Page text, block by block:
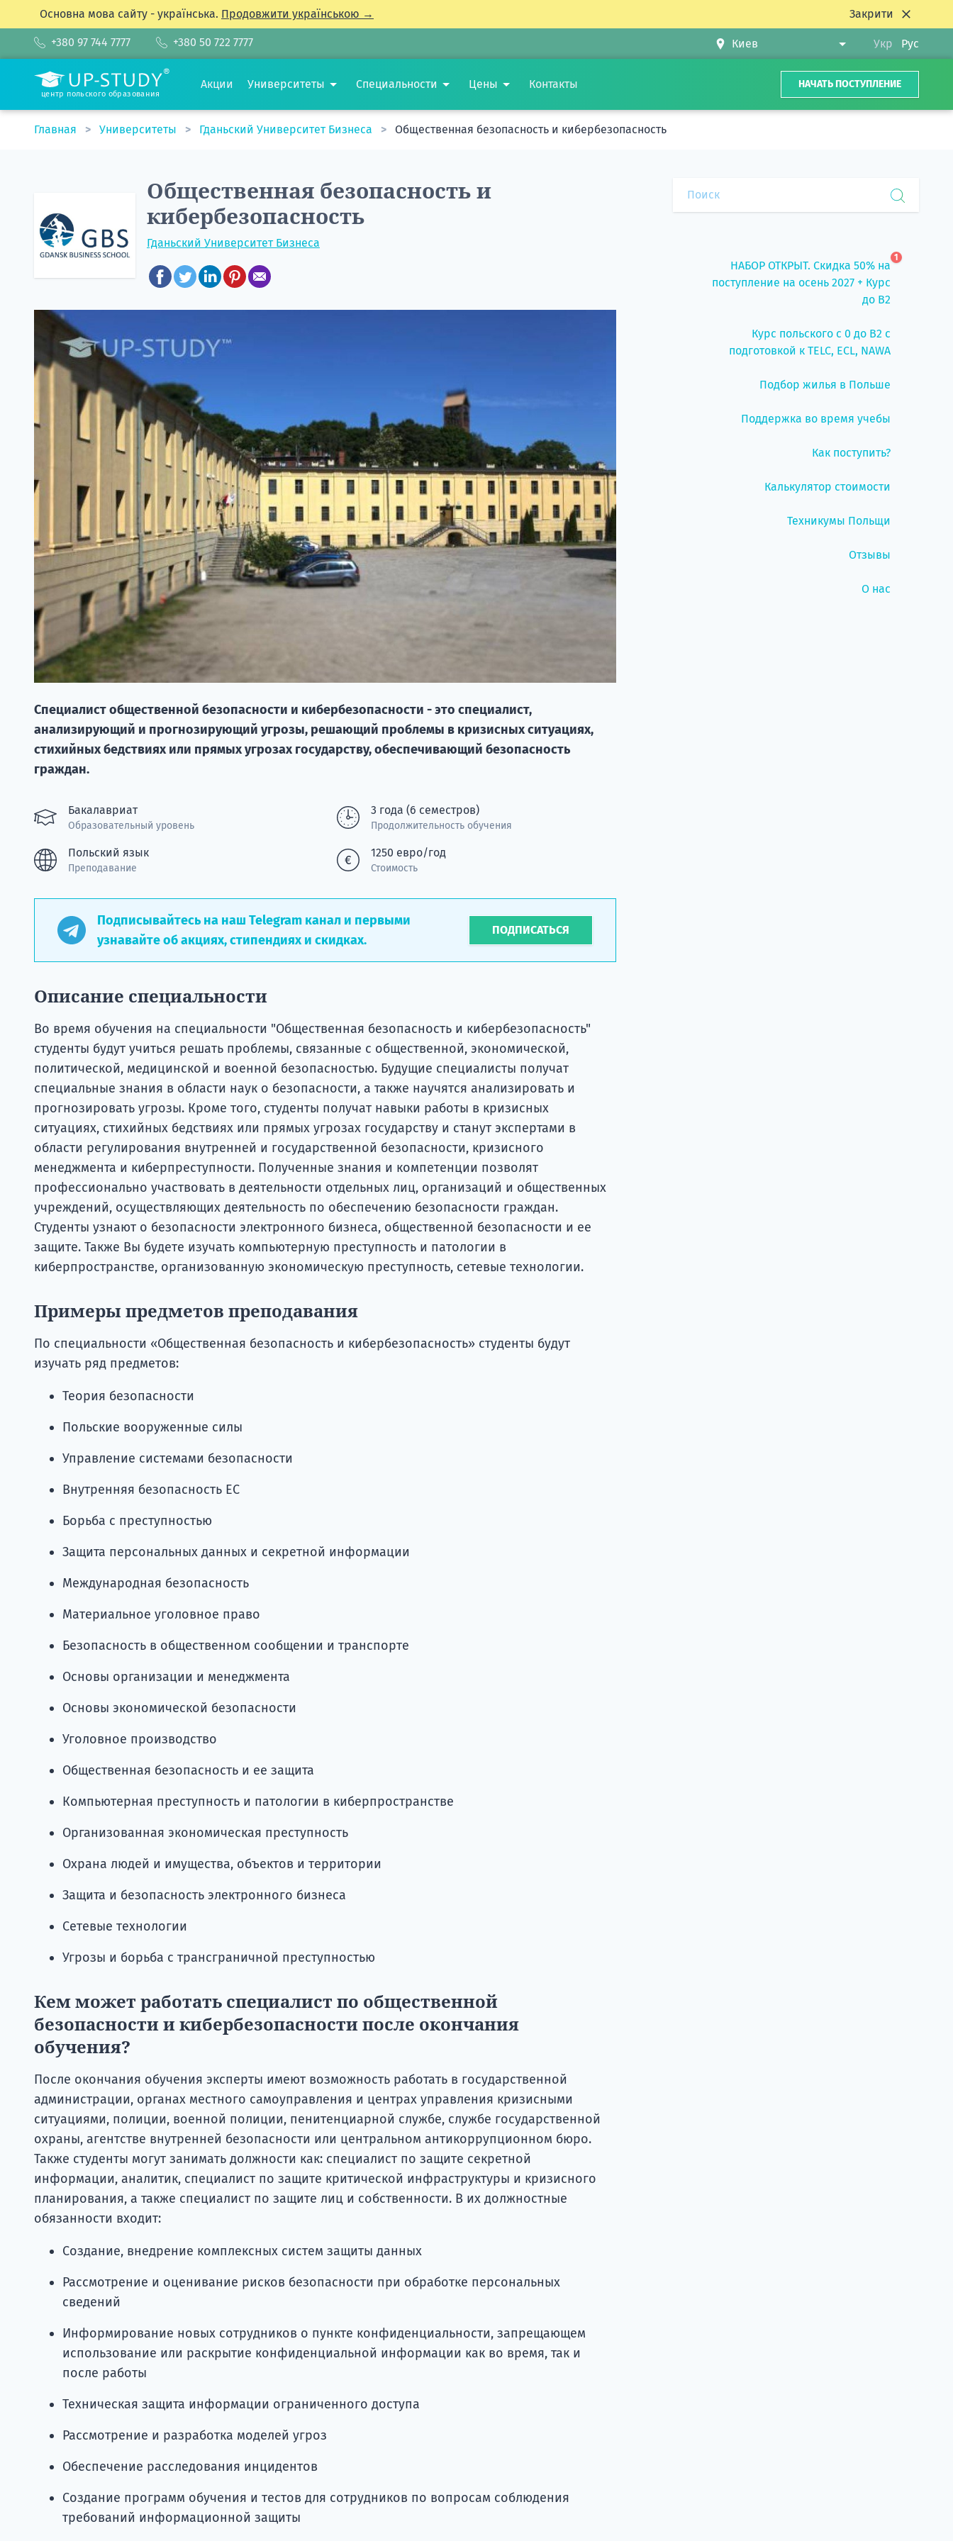
Основна мова сайту - українська. Продовжити українською → Закрити
+380 97 744 7777 +380 50 722 7777 Укр Рус
центр польского образования
Акции Университеты Специальности Цены Контакты НАЧАТЬ ПОСТУПЛЕНИЕ
Главная Университеты Гданьский Университет Бизнеса Общественная безопасность и кибербезопасность
Общественная безопасность и
кибербезопасность
Гданьский Университет Бизнеса
Специалист общественной безопасности и кибербезопасности - это специалист,
анализирующий и прогнозирующий угрозы, решающий проблемы в кризисных ситуациях,
стихийных бедствиях или прямых угрозах государству, обеспечивающий безопасность
граждан.
Бакалавриат
Образовательный уровень
3 года (6 семестров)
Продолжительность обучения
Польский язык
Преподавание
1250 евро/год
Стоимость
Подписывайтесь на наш Telegram канал и первыми
узнавайте об акциях, стипендиях и скидках.
ПОДПИСАТЬСЯ
Описание специальности
Во время обучения на специальности "Общественная безопасность и кибербезопасность"
студенты будут учиться решать проблемы, связанные с общественной, экономической,
политической, медицинской и военной безопасностью. Будущие специалисты получат
специальные знания в области наук о безопасности, а также научятся анализировать и
прогнозировать угрозы. Кроме того, студенты получат навыки работы в кризисных
ситуациях, стихийных бедствиях или прямых угрозах государству и станут экспертами в
области регулирования внутренней и государственной безопасности, кризисного
менеджмента и киберпреступности. Полученные знания и компетенции позволят
профессионально участвовать в деятельности отдельных лиц, организаций и общественных
учреждений, осуществляющих деятельность по обеспечению безопасности граждан.
Студенты узнают о безопасности электронного бизнеса, общественной безопасности и ее
защите. Также Вы будете изучать компьютерную преступность и патологии в
киберпространстве, организованную экономическую преступность, сетевые технологии.
Примеры предметов преподавания
По специальности «Общественная безопасность и кибербезопасность» студенты будут
изучать ряд предметов:
Теория безопасности
Польские вооруженные силы
Управление системами безопасности
Внутренняя безопасность ЕС
Борьба с преступностью
Защита персональных данных и секретной информации
Международная безопасность
Материальное уголовное право
Безопасность в общественном сообщении и транспорте
Основы организации и менеджмента
Основы экономической безопасности
Уголовное производство
Общественная безопасность и ее защита
Компьютерная преступность и патологии в киберпространстве
Организованная экономическая преступность
Охрана людей и имущества, объектов и территории
Защита и безопасность электронного бизнеса
Сетевые технологии
Угрозы и борьба с трансграничной преступностью
Кем может работать специалист по общественной
безопасности и кибербезопасности после окончания
обучения?
После окончания обучения эксперты имеют возможность работать в государственной
администрации, органах местного самоуправления и центрах управления кризисными
ситуациями, полиции, военной полиции, пенитенциарной службе, службе государственной
охраны, агентстве внутренней безопасности или центральном антикоррупционном бюро.
Также студенты могут занимать должности как: специалист по защите секретной
информации, аналитик, специалист по защите критической инфраструктуры и кризисного
планирования, а также специалист по защите лиц и собственности. В их должностные
обязанности входит:
Создание, внедрение комплексных систем защиты данных
Рассмотрение и оценивание рисков безопасности при обработке персональных
сведений
Информирование новых сотрудников о пункте конфиденциальности, запрещающем
использование или раскрытие конфиденциальной информации как во время, так и
после работы
Техническая защита информации ограниченного доступа
Рассмотрение и разработка моделей угроз
Обеспечение расследования инцидентов
Создание программ обучения и тестов для сотрудников по вопросам соблюдения
требований информационной защиты
НАБОР ОТКРЫТ. Скидка 50% на
поступление на осень 2027 + Курс
до B2
1
Курс польского с 0 до B2 с
подготовкой к TELC, ECL, NAWA
Подбор жилья в Польше
Поддержка во время учебы
Как поступить?
Калькулятор стоимости
Техникумы Польщи
Отзывы
О нас